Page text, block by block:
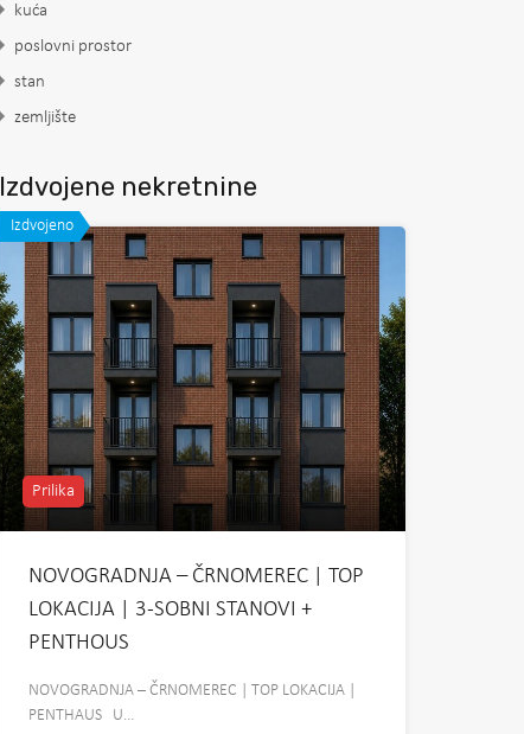
kuća
poslovni prostor
stan
zemljište
Izdvojene nekretnine
Izdvojeno
Prilika
NOVOGRADNJA – ČRNOMEREC | TOP
LOKACIJA | 3-SOBNI STANOVI +
PENTHOUS
NOVOGRADNJA – ČRNOMEREC | TOP LOKACIJA |
PENTHAUS U…